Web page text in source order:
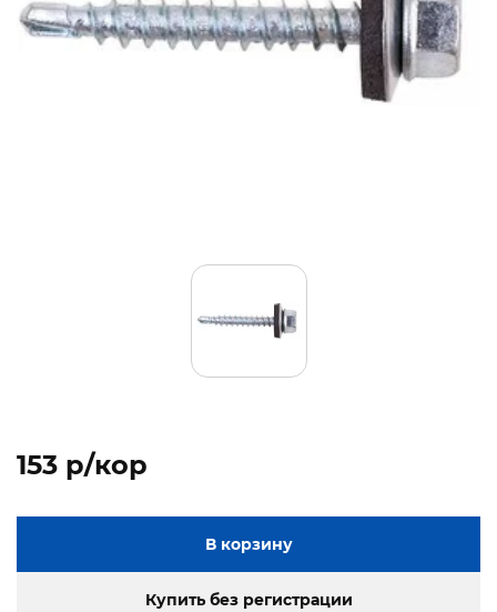
153 p/кор
В корзину
Купить без регистрации